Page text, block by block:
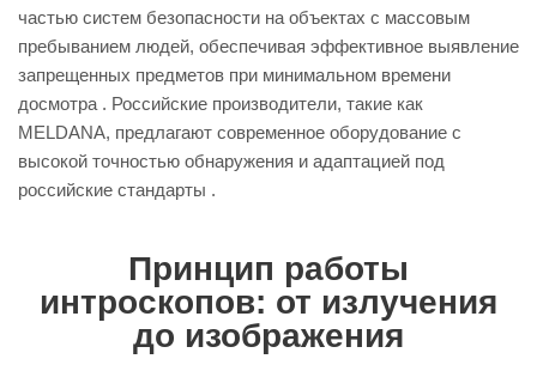
частью систем безопасности на объектах с массовым
пребыванием людей, обеспечивая эффективное выявление
запрещенных предметов при минимальном времени
досмотра . Российские производители, такие как
MELDANA, предлагают современное оборудование с
высокой точностью обнаружения и адаптацией под
российские стандарты .
Принцип работы
интроскопов: от излучения
до изображения